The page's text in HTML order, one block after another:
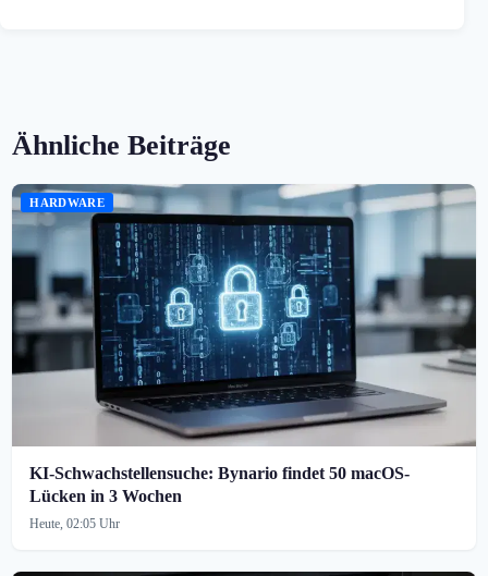
Ähnliche Beiträge
HARDWARE
KI-Schwachstellensuche: Bynario findet 50 macOS-
Lücken in 3 Wochen
Heute, 02:05 Uhr